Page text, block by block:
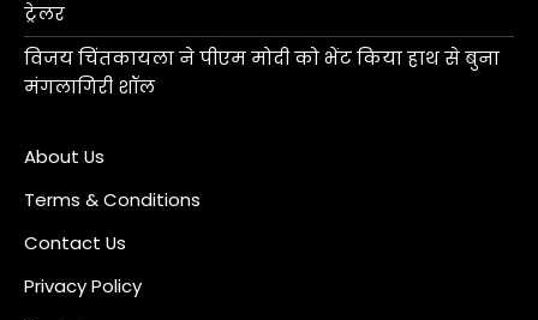
ट्रेलर
विजय चिंतकायला ने पीएम मोदी को भेंट किया हाथ से बुना
मंगलागिरी शॉल
About Us
Terms & Conditions
Contact Us
Privacy Policy